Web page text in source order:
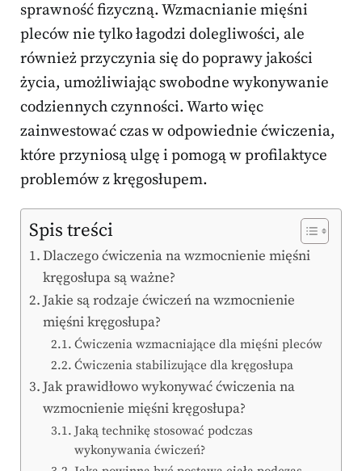
sprawność fizyczną. Wzmacnianie mięśni
pleców nie tylko łagodzi dolegliwości, ale
również przyczynia się do poprawy jakości
życia, umożliwiając swobodne wykonywanie
codziennych czynności. Warto więc
zainwestować czas w odpowiednie ćwiczenia,
które przyniosą ulgę i pomogą w profilaktyce
problemów z kręgosłupem.
Spis treści
Dlaczego ćwiczenia na wzmocnienie mięśni
kręgosłupa są ważne?
Jakie są rodzaje ćwiczeń na wzmocnienie
mięśni kręgosłupa?
Ćwiczenia wzmacniające dla mięśni pleców
Ćwiczenia stabilizujące dla kręgosłupa
Jak prawidłowo wykonywać ćwiczenia na
wzmocnienie mięśni kręgosłupa?
Jaką technikę stosować podczas
wykonywania ćwiczeń?